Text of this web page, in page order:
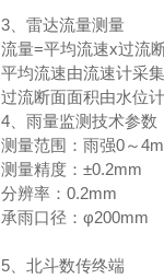
3、雷达流量测量
流量=平均流速x过流
平均流速由流速计采
过流断面面积由水位
4、雨量监测技术参数
测量范围：雨强0～
测量精度：±0.2mm
分辨率：0.2mm
承雨口径：φ200mm
5、北斗数传终端